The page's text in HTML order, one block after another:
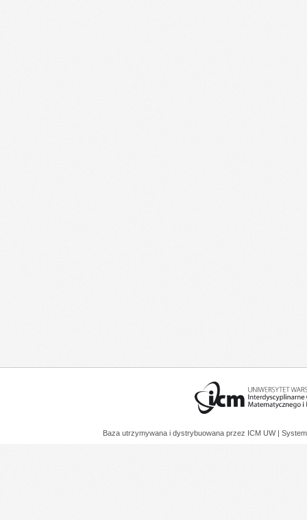
Baza utrzymywana i dystrybuowana przez ICM UW |